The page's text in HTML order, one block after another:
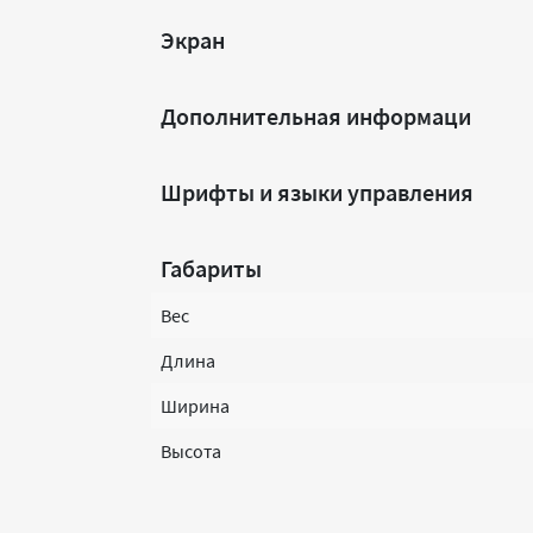
Экран
Дополнительная информаци
Шрифты и языки управления
Габариты
Вес
Длина
Ширина
Высота